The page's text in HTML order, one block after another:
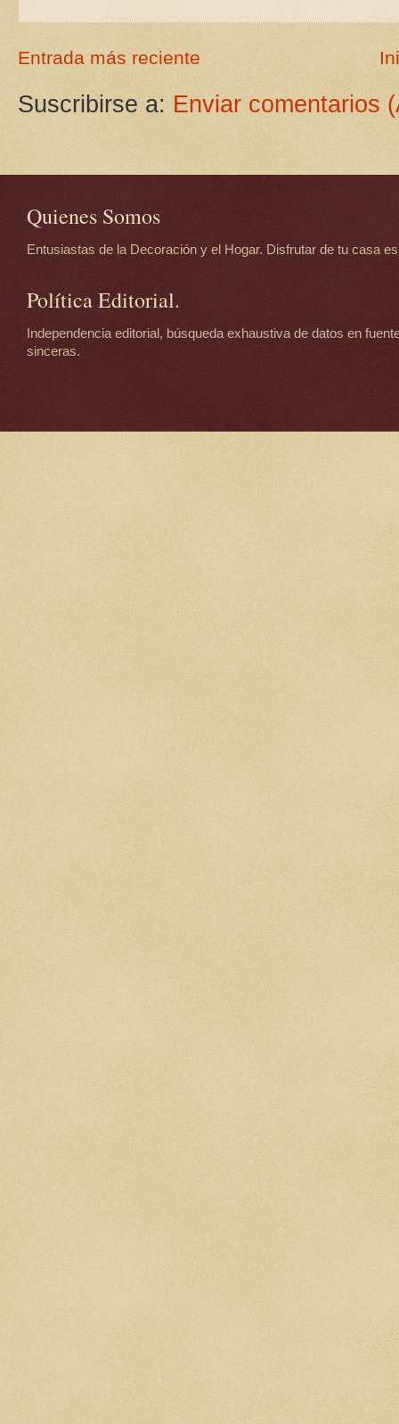
Entrada más reciente
Suscribirse a: Enviar comentarios
Quienes Somos
Entusiastas de la Decoración y el Hogar. Disfrutar de tu casa
Política Editorial.
Independencia editorial, búsqueda exhaustiva de datos en
sinceras.